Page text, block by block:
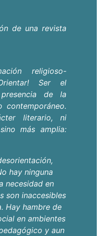
de una revista
religioso-
Ser el
de la
contemporáneo.
literario, ni
más amplia:
hay ninguna
necesidad en
son inaccesibles
Hay hambre de
en ambientes
y aun